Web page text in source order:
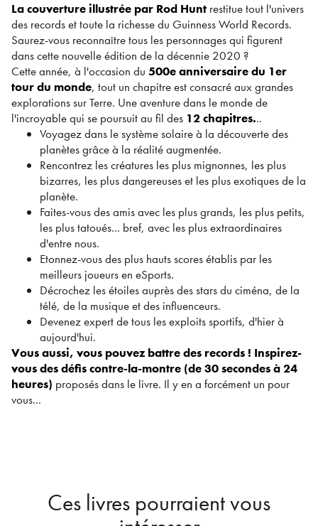
La couverture illustrée par Rod Hunt restitue tout l'univers
des records et toute la richesse du Guinness World Records.
Saurez-vous reconnaître tous les personnages qui figurent
dans cette nouvelle édition de la décennie 2020 ?
Cette année, à l'occasion du 500e anniversaire du 1er
tour du monde, tout un chapitre est consacré aux grandes
explorations sur Terre. Une aventure dans le monde de
l'incroyable qui se poursuit au fil des 12 chapitres...
Voyagez dans le système solaire à la découverte des
planètes grâce à la réalité augmentée.
Rencontrez les créatures les plus mignonnes, les plus
bizarres, les plus dangereuses et les plus exotiques de la
planète.
Faites-vous des amis avec les plus grands, les plus petits,
les plus tatoués... bref, avec les plus extraordinaires
d'entre nous.
Etonnez-vous des plus hauts scores établis par les
meilleurs joueurs en eSports.
Décrochez les étoiles auprès des stars du ciména, de la
télé, de la musique et des influenceurs.
Devenez expert de tous les exploits sportifs, d'hier à
aujourd'hui.
Vous aussi, vous pouvez battre des records ! Inspirez-
vous des défis contre-la-montre (de 30 secondes à 24
heures) proposés dans le livre. Il y en a forcément un pour
vous...
Ces livres pourraient vous